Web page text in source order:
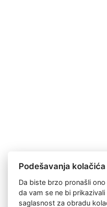
Podešavanja kolačića
Da biste brzo pronašli
da vam se ne bi
saglasnost zaobradu